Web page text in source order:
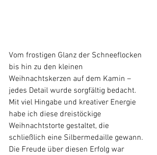
Vom frostigen Glanz der Schneeflocken
bis hin zu den kleinen
Weihnachtskerzen auf dem Kamin –
jedes Detail wurde sorgfältig bedacht.
Mit viel Hingabe und kreativer Energie
habe ich diese dreistöckige
Weihnachtstorte gestaltet, die
schließlich eine Silbermedaille gewann.
Die Freude über diesen Erfolg war